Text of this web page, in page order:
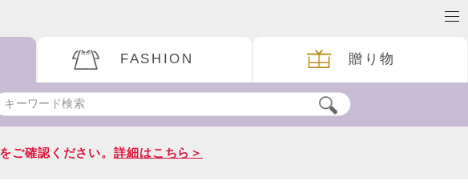
FASHION 贈り物
ご確認ください。詳細はこちら＞